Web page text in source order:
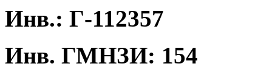
Инв.: Г-112357
Инв. ГМНЗИ: 154